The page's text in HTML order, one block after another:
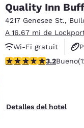
Quality Inn
4217 Genesee St.,
A 16.67 mi de
Wi-Fi gratuit
Petit déjeuner
calificación de 3.2
3.2Bueno
Detalles del hotel